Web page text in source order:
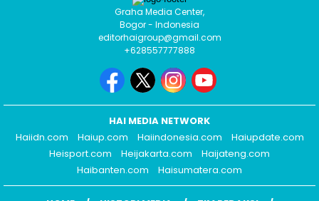
Graha Media Center,
Bogor - Indonesia
editorhaigroup@gmail.com
+628557777888
HAI MEDIA NETWORK
Haiidn.com
Haiup.com Haiindonesia.com
Haiupdate.com
Heisport.com
Heijakarta.com
Haijateng.com
Haibanten.com
Haisumatera.com